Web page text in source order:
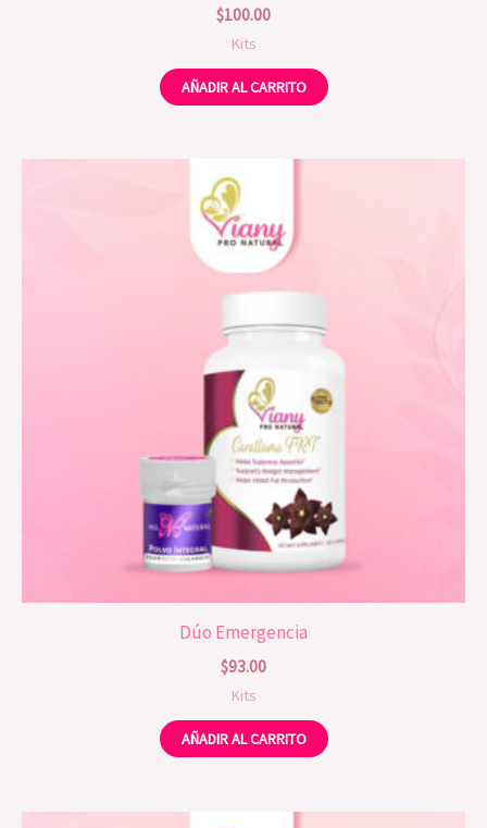
$100.00
Kits
AÑADIR AL CARRITO
Dúo Emergencia
$93.00
Kits
AÑADIR AL CARRITO